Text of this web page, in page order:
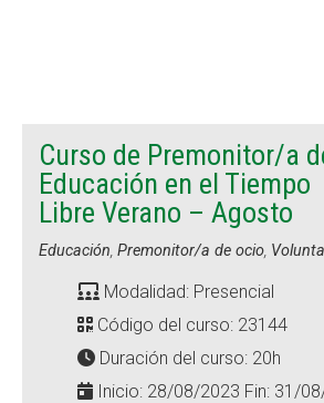
Curso de Premonitor/a
Educación en el Tiempo
Libre Verano – Agosto
Educación, Premonitor/a de ocio,
Modalidad: Presencial
Código del curso: 23144
Duración del curso: 20h
Inicio: 28/08/2023 Fin: 31/